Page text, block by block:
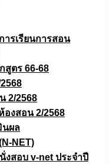
รเรียนการสอน
ตร 66-68
2/2568
องสอน 2/2568
นผล
NET)
งสอบ v-net ประจำปี